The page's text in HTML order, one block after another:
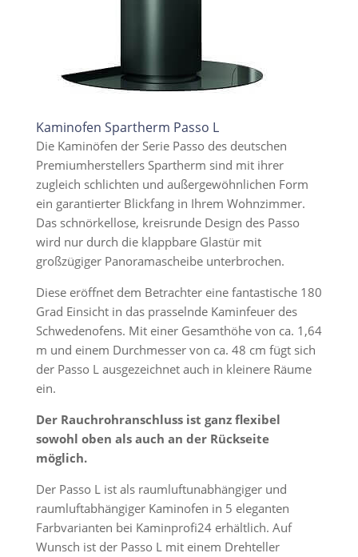
Kaminofen Spartherm Passo L
Die Kaminöfen der Serie Passo des deutschen
Premiumherstellers Spartherm sind mit ihrer
zugleich schlichten und außergewöhnlichen Form
ein garantierter Blickfang in Ihrem Wohnzimmer.
Das schnörkellose, kreisrunde Design des Passo
wird nur durch die klappbare Glastür mit
großzügiger Panoramascheibe unterbrochen.
Diese eröffnet dem Betrachter eine fantastische 180
Grad Einsicht in das prasselnde Kaminfeuer des
Schwedenofens. Mit einer Gesamthöhe von ca. 1,64
m und einem Durchmesser von ca. 48 cm fügt sich
der Passo L ausgezeichnet auch in kleinere Räume
ein.
Der Rauchrohranschluss ist ganz flexibel
sowohl oben als auch an der Rückseite
möglich.
Der Passo L ist als raumluftunabhängiger und
raumluftabhängiger Kaminofen in 5 eleganten
Farbvarianten bei Kaminprofi24 erhältlich. Auf
Wunsch ist der Passo L mit einem Drehteller